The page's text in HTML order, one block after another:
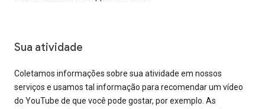
Sua atividade
Coletamos informações sobre sua atividade em nossos
serviços e usamos tal informação para recomendar um vídeo
do YouTube de que você pode gostar, por exemplo. As